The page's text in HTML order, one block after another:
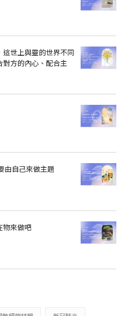
世上與靈的世界不同
對方的內心、配合主
由自己來做主題
物來做吧